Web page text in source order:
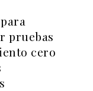
pruebas
cero